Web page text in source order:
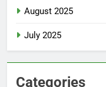
August 2025
July 2025
Categories